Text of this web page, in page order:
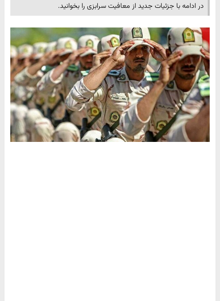
در ادامه با جزئیات جدید از معافیت سرابزی را بخوانید.